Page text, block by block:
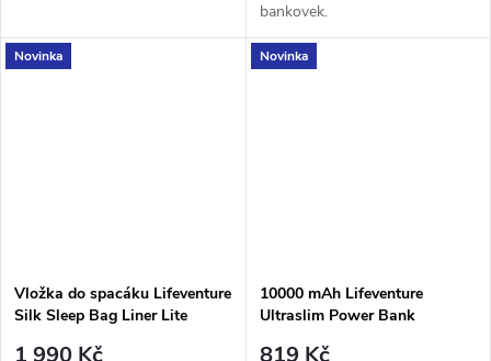
bankovek.
Novinka
Vložka do spacáku Lifeventure
Silk Sleep Bag Liner Lite
Novinka
10000 mAh Lifeventure
Ultraslim Power Bank